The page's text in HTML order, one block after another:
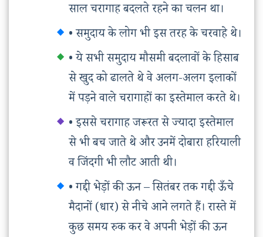
साल चरागाह बदलते रहने का चलन था।
• समुदाय के लोग भी इस तरह के चरवाहे थे।
• ये सभी समुदाय मौसमी बदलावों के हिसाब
से खुद को ढालते थे वे अलग-अलग इलाकों
में पड़ने वाले चरागाहों का इस्तेमाल करते थे।
• इससे चरागाह जरूरत से ज्यादा इस्तेमाल
से भी बच जाते थे और उनमें दोबारा हरियाली
व जिंदगी भी लौट आती थी।
• गद्दी भेड़ों की ऊन – सितंबर तक गद्दी ऊँचे
मैदानों (धार) से नीचे आने लगते हैं। रास्ते में
कुछ समय रुक कर वे अपनी भेड़ों की ऊन